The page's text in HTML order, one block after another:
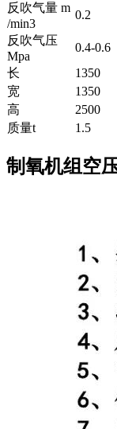
反吹气量 m
/min3
0.2
反吹气压
Mpa
0.4-0.6
长
1350
宽
1350
高
2500
质量t
1.5
制氧机组空